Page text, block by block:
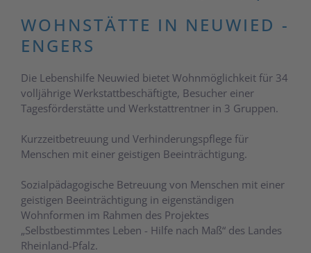
WOHNSTÄTTE IN NEUWIED -
ENGERS
Die Lebenshilfe Neuwied bietet Wohnmöglichkeit für 34
volljährige Werkstattbeschäftigte, Besucher einer
Tagesförderstätte und Werkstattrentner in 3 Gruppen.
Kurzzeitbetreuung und Verhinderungspflege für
Menschen mit einer geistigen Beeinträchtigung.
Sozialpädagogische Betreuung von Menschen mit einer
geistigen Beeinträchtigung in eigenständigen
Wohnformen im Rahmen des Projektes
„Selbstbestimmtes Leben - Hilfe nach Maß“ des Landes
Rheinland-Pfalz.